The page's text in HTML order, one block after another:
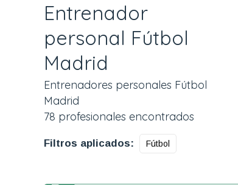
Entrenador
personal Fútbol
Madrid
Entrenadores personales Fútbol
Madrid
78 profesionales encontrados
Filtros aplicados: Fútbol